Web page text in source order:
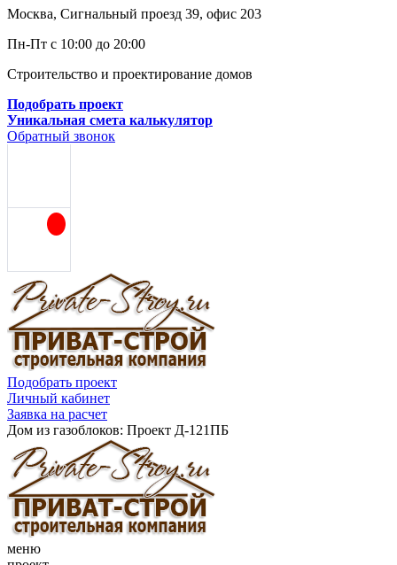
Москва, Сигнальный проезд 39, офис 203
Пн-Пт с 10:00 до 20:00
Строительство и проектирование домов
Подобрать проект
Уникальная смета калькулятор
Обратный звонок
Подобрать проект
Личный кабинет
Заявка на расчет
Дом из газоблоков: Проект Д-121ПБ
меню